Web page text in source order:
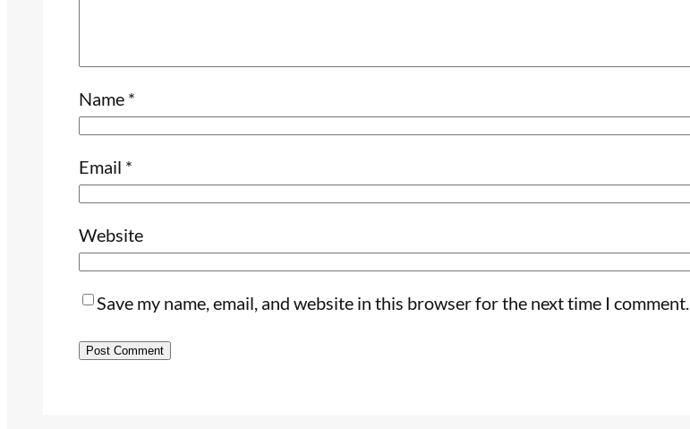
Name *
Email *
Website
Save my name, email, and website in this browser for the next time I comment.